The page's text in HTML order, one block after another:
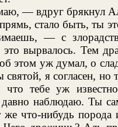
— вдруг брякнул
стало быть, ты
— с
вырвалось. Тем
этом уж думал, о
я согласен,
что тебе уж
наблюдаю. Ты
же что-нибудь